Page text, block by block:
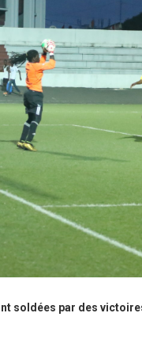
soldées par des